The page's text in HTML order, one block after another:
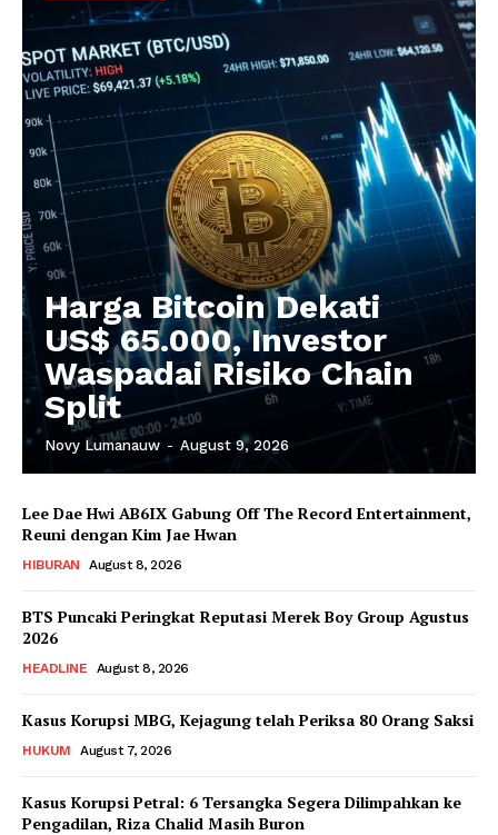
Harga Bitcoin Dekati
US$ 65.000, Investor
Waspadai Risiko Chain
Split
Novy Lumanauw - August 9, 2026
Lee Dae Hwi AB6IX Gabung Off The Record Entertainment,
Reuni dengan Kim Jae Hwan
HIBURAN August 8, 2026
BTS Puncaki Peringkat Reputasi Merek Boy Group Agustus
2026
HEADLINE August 8, 2026
Kasus Korupsi MBG, Kejagung telah Periksa 80 Orang Saksi
HUKUM August 7, 2026
Kasus Korupsi Petral: 6 Tersangka Segera Dilimpahkan ke
Pengadilan, Riza Chalid Masih Buron